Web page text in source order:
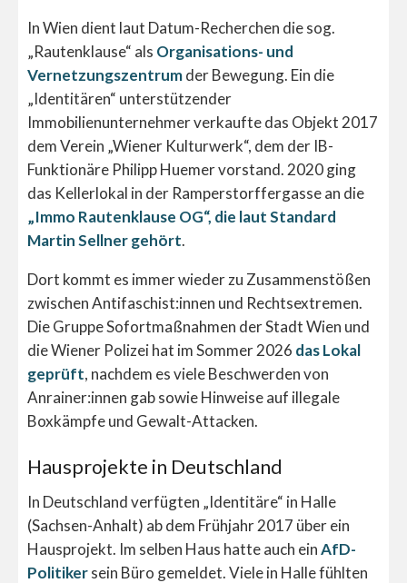
In Wien dient laut Datum-Recherchen die sog.
„Rautenklause“ als Organisations- und
Vernetzungszentrumder Bewegung. Ein die
„Identitären“ unterstützender
Immobilienunternehmer verkaufte das Objekt 2017
dem Verein „Wiener Kulturwerk“, dem der IB-
Funktionäre Philipp Huemer vorstand. 2020 ging
das Kellerlokal in der Ramperstorffergasse an die
„Immo Rautenklause OG“, die laut Standard
Martin Sellner gehört.
Dort kommt es immer wieder zu Zusammenstößen
zwischen Antifaschist:innen und Rechtsextremen.
Die Gruppe Sofortmaßnahmen der Stadt Wien und
die Wiener Polizei hat im Sommer 2026 das Lokal
geprüft, nachdem es viele Beschwerden von
Anrainer:innen gab sowie Hinweise auf illegale
Boxkämpfe und Gewalt-Attacken.
Hausprojekte in Deutschland
In Deutschland verfügten „Identitäre“ in Halle
(Sachsen-Anhalt) ab dem Frühjahr 2017 über ein
Hausprojekt. Im selben Haus hatte auch einAfD-
Politikersein Büro gemeldet. Viele in Halle fühlten